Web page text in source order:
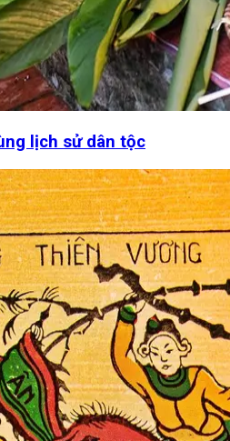
lịch sử dân tộc